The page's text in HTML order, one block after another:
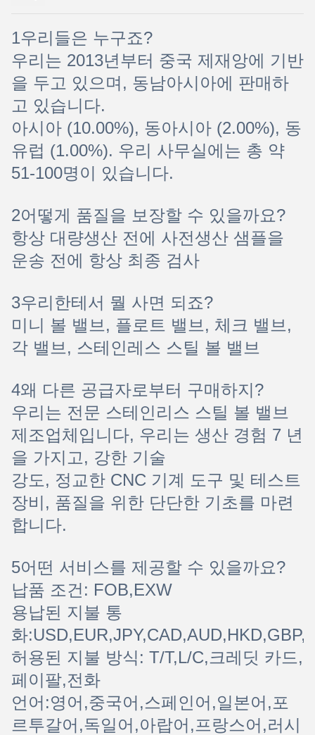
1우리들은 누구죠?
우리는 2013년부터 중국 제재앙에 기반
을 두고 있으며, 동남아시아에 판매하
고 있습니다.
아시아 (10.00%), 동아시아 (2.00%), 동
유럽 (1.00%). 우리 사무실에는 총 약
51-100명이 있습니다.
2어떻게 품질을 보장할 수 있을까요?
항상 대량생산 전에 사전생산 샘플을
운송 전에 항상 최종 검사
3우리한테서 뭘 사면 되죠?
미니 볼 밸브, 플로트 밸브, 체크 밸브,
각 밸브, 스테인레스 스틸 볼 밸브
4왜 다른 공급자로부터 구매하지?
우리는 전문 스테인리스 스틸 볼 밸브
제조업체입니다, 우리는 생산 경험 7 년
을 가지고, 강한 기술
강도, 정교한 CNC 기계 도구 및 테스트
장비, 품질을 위한 단단한 기초를 마련
합니다.
5어떤 서비스를 제공할 수 있을까요?
납품 조건: FOB,EXW
용납된 지불 통
화
허용된 지불 방식: T/T,L/C,크레딧 카드,
페이팔,전화
언어:영어,중국어,스페인어,일본어,포
르투갈어,독일어,아랍어,프랑스어,러시